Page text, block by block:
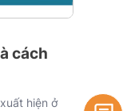
cách
hiện ở